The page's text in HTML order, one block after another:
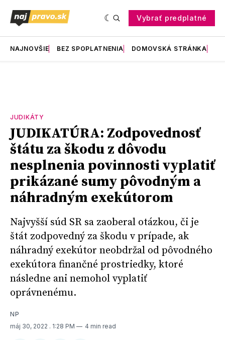
Vybrať predplatné
NAJNOVŠIE BEZ SPOPLATNENIA DOMOVSKÁ STRÁNKA
JUDIKÁTY
JUDIKATÚRA: Zodpovednosť
štátu za škodu z dôvodu
nesplnenia povinnosti vyplatiť
prikázané sumy pôvodným a
náhradným exekútorom
Najvyšší súd SR sa zaoberal otázkou, či je
štát zodpovedný za škodu v prípade, ak
náhradný exekútor neobdržal od pôvodného
exekútora finančné prostriedky, ktoré
následne ani nemohol vyplatiť
oprávnenému.
NP
máj 30, 2022 . 1:28 PM 4 min read